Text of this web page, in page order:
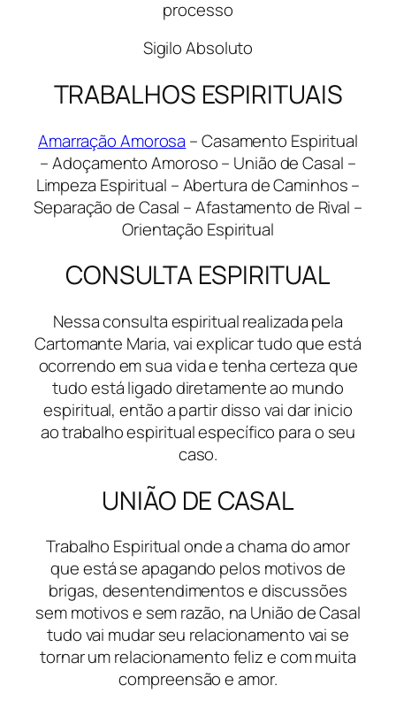
processo
Sigilo Absoluto
TRABALHOS ESPIRITUAIS
Amarração Amorosa – Casamento Espiritual
– Adoçamento Amoroso – União de Casal –
Limpeza Espiritual – Abertura de Caminhos –
Separação de Casal – Afastamento de Rival –
Orientação Espiritual
CONSULTA ESPIRITUAL
Nessa consulta espiritual realizada pela
Cartomante Maria, vai explicar tudo que está
ocorrendo em sua vida e tenha certeza que
tudo está ligado diretamente ao mundo
espiritual, então a partir disso vai dar inicio
ao trabalho espiritual específico para o seu
caso.
UNIÃO DE CASAL
Trabalho Espiritual onde a chama do amor
que está se apagando pelos motivos de
brigas, desentendimentos e discussões
sem motivos e sem razão, na União de Casal
tudo vai mudar seu relacionamento vai se
tornar um relacionamento feliz e com muita
compreensão e amor.